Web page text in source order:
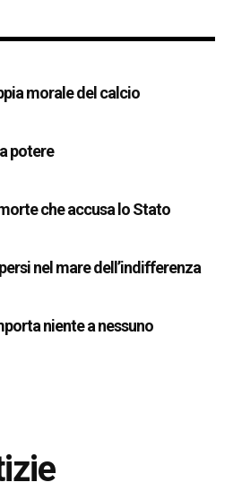
morale del calcio
potere
che accusa lo Stato
nel mare dell’indifferenza
niente a nessuno